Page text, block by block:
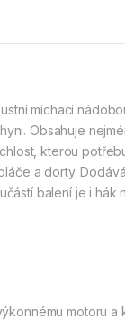
míchací
Obsahuje
kterou
a dorty.
balení je i hák
motoru a